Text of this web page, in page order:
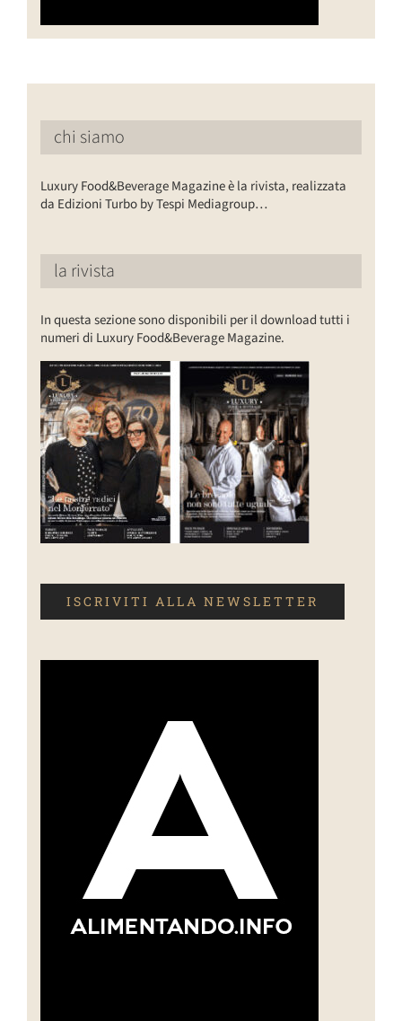
chi siamo
Luxury Food&Beverage Magazine è la rivista, realizzata
da Edizioni Turbo by Tespi Mediagroup…
la rivista
In questa sezione sono disponibili per il download tutti i
numeri di Luxury Food&Beverage Magazine.
ISCRIVITI ALLA NEWSLETTER